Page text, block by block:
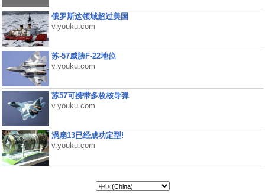
俄罗斯这领域超过美国
v.youku.com
苏-57威胁F-22地位
v.youku.com
苏57可携带多枚核导弹
v.youku.com
涡扇13已经成功定型!
v.youku.com